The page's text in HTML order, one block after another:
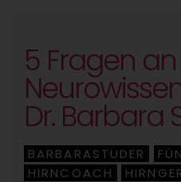
5 Fragen an
Dr. Barbara
BARBARASTUDER
HIRNCOACH